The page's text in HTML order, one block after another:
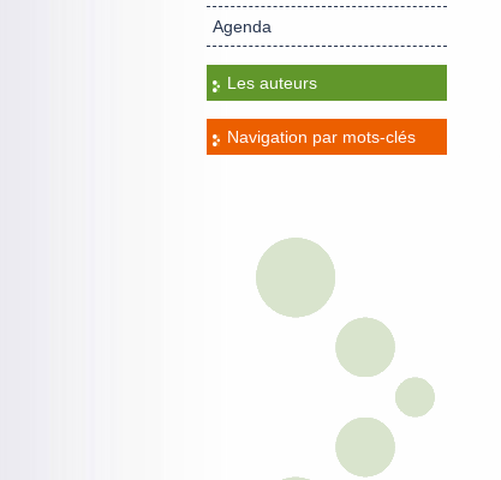
Agenda
Les auteurs
Navigation par mots-clés